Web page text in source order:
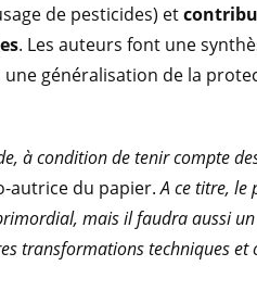
de pesticides) et
. Les auteurs font une
généralisation de la
à condition de tenir compte
autrice du papier.A ce titre, le
mais il faudra aussi
transformations techniques et